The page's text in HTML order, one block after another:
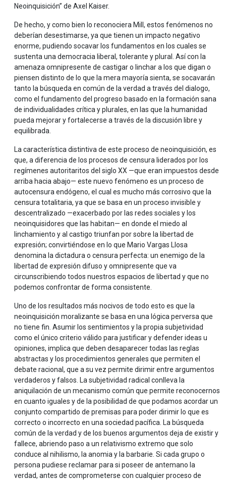
Neoinquisición” de Axel Kaiser.
De hecho, y como bien lo reconociera Mill, estos fenómenos no
deberían desestimarse, ya que tienen un impacto negativo
enorme, pudiendo socavar los fundamentos en los cuales se
sustenta una democracia liberal, tolerante y plural. Así con la
amenaza omnipresente de castigar o linchar a los que digan o
piensen distinto de lo que la mera mayoría sienta, se socavarán
tanto la búsqueda en común de la verdad a través del dialogo,
como el fundamento del progreso basado en la formación sana
de individualidades crítica y plurales, en las que la humanidad
pueda mejorar y fortalecerse a través de la discusión libre y
equilibrada.
La característica distintiva de este proceso de neoinquisición, es
que, a diferencia de los procesos de censura liderados por los
regímenes autoritaritos del siglo XX —que eran impuestos desde
arriba hacia abajo— este nuevo fenómeno es un proceso de
autocensura endógeno, el cual es mucho más corrosivo que la
censura totalitaria, ya que se basa en un proceso invisible y
descentralizado —exacerbado por las redes sociales y los
neoinquisidores que las habitan— en donde el miedo al
linchamiento y al castigo triunfan por sobre la libertad de
expresión; convirtiéndose en lo que Mario Vargas Llosa
denomina la dictadura o censura perfecta: un enemigo de la
libertad de expresión difuso y omnipresente que va
circunscribiendo todos nuestros espacios de libertad y que no
podemos confrontar de forma consistente.
Uno de los resultados más nocivos de todo esto es que la
neoinquisición moralizante se basa en una lógica perversa que
no tiene fin. Asumir los sentimientos y la propia subjetividad
como el único criterio válido para justificar y defender ideas u
opiniones, implica que deben desaparecer todas las reglas
abstractas y los procedimientos generales que permiten el
debate racional, que a su vez permite dirimir entre argumentos
verdaderos y falsos. La subjetividad radical conlleva la
aniquilación de un mecanismo común que permite reconocernos
en cuanto iguales y de la posibilidad de que podamos acordar un
conjunto compartido de premisas para poder dirimir lo que es
correcto o incorrecto en una sociedad pacífica. La búsqueda
común de la verdad y de los buenos argumentos deja de existir y
fallece, abriendo paso a un relativismo extremo que solo
conduce al nihilismo, la anomia y la barbarie. Si cada grupo o
persona pudiese reclamar para si poseer de antemano la
verdad, antes de comprometerse con cualquier proceso de